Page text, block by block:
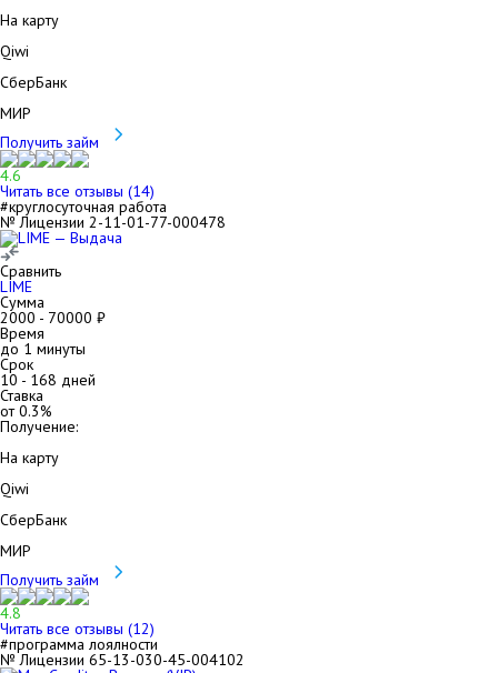
На карту
Qiwi
СберБанк
МИР
Получить займ
4.6
Читать все отзывы (14)
#круглосуточная работа
№ Лицензии 2-11-01-77-000478
Сравнить
LIME
Сумма
2000 - 70000 ₽
Время
до 1 минуты
Срок
10 - 168 дней
Ставка
от0.3%
Получение:
На карту
Qiwi
СберБанк
МИР
Получить займ
4.8
Читать все отзывы (12)
#программа лоялности
№ Лицензии 65-13-030-45-004102